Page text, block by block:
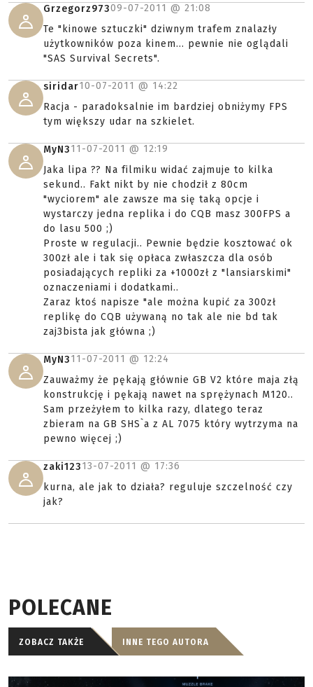
Grzegorz97309-07-2011 @ 21:08
Te "kinowe sztuczki" dziwnym trafem znalazły
użytkowników poza kinem... pewnie nie oglądali
"SAS Survival Secrets".
siridar10-07-2011 @ 14:22
Racja - paradoksalnie im bardziej obniżymy FPS
tym większy udar na szkielet.
MyN311-07-2011 @ 12:19
Jaka lipa ?? Na filmiku widać zajmuje to kilka
sekund.. Fakt nikt by nie chodził z 80cm
"wyciorem" ale zawsze ma się taką opcje i
wystarczy jedna replika i do CQB masz 300FPS a
do lasu 500 ;)
Proste w regulacji.. Pewnie będzie kosztować ok
300zł ale i tak się opłaca zwłaszcza dla osób
posiadających repliki za +1000zł z "lansiarskimi"
oznaczeniami i dodatkami..
Zaraz ktoś napisze "ale można kupić za 300zł
replikę do CQB używaną no tak ale nie bd tak
zaj3bista jak główna ;)
MyN311-07-2011 @ 12:24
Zauważmy że pękają głównie GB V2 które maja złą
konstrukcję i pękają nawet na sprężynach M120..
Sam przeżyłem to kilka razy, dlatego teraz
zbieram na GB SHS`a z AL 7075 który wytrzyma na
pewno więcej ;)
zaki12313-07-2011 @ 17:36
kurna, ale jak to działa? reguluje szczelność czy
jak?
POLECANE
ZOBACZ TAKŻE INNE TEGO AUTORA